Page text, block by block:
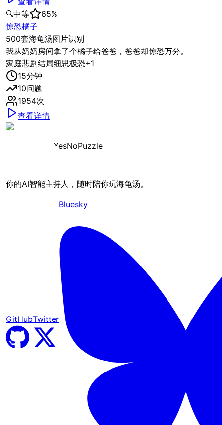
🔍中等 65%
惊恐橘子
500套海龟汤图片识别
我从奶奶房间拿了个橘子给爸爸，爸爸却惊恐万分。
家庭悲剧结局细思极恐+1
15分钟
10问题
1954次
查看详情
YesNoPuzzle
你的AI智能主持人，随时陪你玩海龟汤。
GitHubTwitter
Bluesky